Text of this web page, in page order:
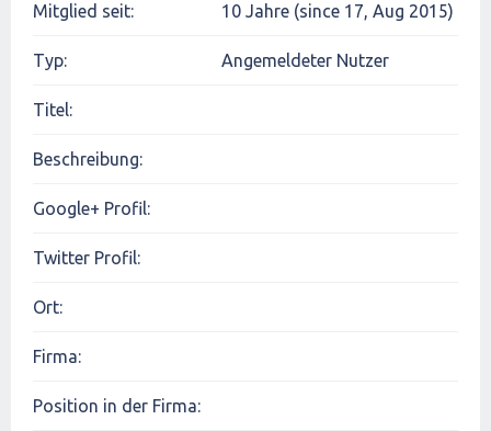
Mitglied seit: 10 Jahre (since 17, Aug 2015)
Typ: Angemeldeter Nutzer
Titel:
Beschreibung:
Google+ Profil:
Twitter Profil:
Ort:
Firma:
Position in der Firma: